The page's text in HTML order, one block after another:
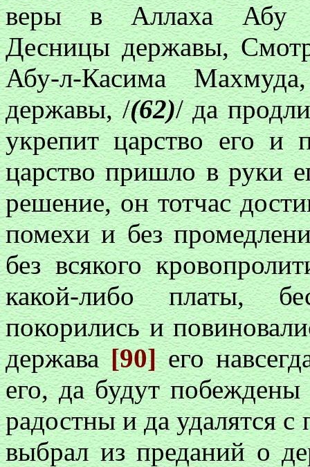
веры в Аллаха Абу
Десницы державы,
Абу-л-Касима
державы, /(62)/ да
укрепит царство его и
царство пришло в руки
решение, он тотчас
помехи и без
без всякого
какой-либо платы,
покорились и
держава[90]его
его, да будут побеждены
радостны и да удалятся с
выбрал из преданий о